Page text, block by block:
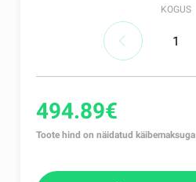
KOGUS
494.89€
Toote hind on näidatud käibemaksuga